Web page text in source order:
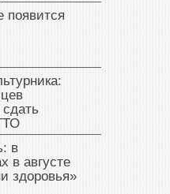
появится
в
в августе
здоровья»